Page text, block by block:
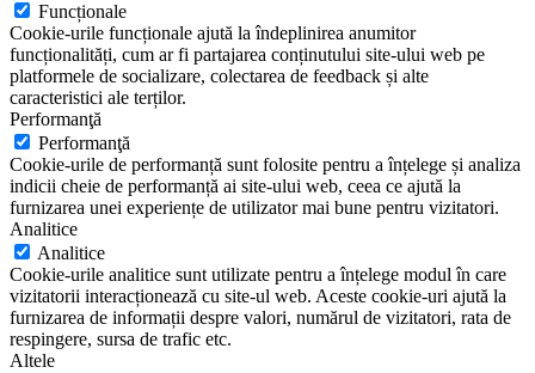
Funcționale
Cookie-urile funcționale ajută la îndeplinirea anumitor
funcționalități, cum ar fi partajarea conținutului site-ului web pe
platformele de socializare, colectarea de feedback și alte
caracteristici ale terților.
Performanţă
Performanţă
Cookie-urile de performanță sunt folosite pentru a înțelege și analiza
indicii cheie de performanță ai site-ului web, ceea ce ajută la
furnizarea unei experiențe de utilizator mai bune pentru vizitatori.
Analitice
Analitice
Cookie-urile analitice sunt utilizate pentru a înțelege modul în care
vizitatorii interacționează cu site-ul web. Aceste cookie-uri ajută la
furnizarea de informații despre valori, numărul de vizitatori, rata de
respingere, sursa de trafic etc.
Altele